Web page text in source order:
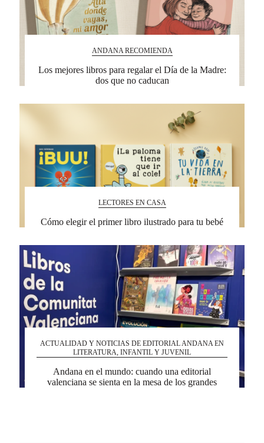
ANDANA RECOMIENDA
Los mejores libros para regalar el Día de la Madre:
dos que no caducan
LECTORES EN CASA
Cómo elegir el primer libro ilustrado para tu bebé
ACTUALIDAD Y NOTICIAS DE EDITORIAL ANDANA EN
LITERATURA, INFANTIL Y JUVENIL
Andana en el mundo: cuando una editorial
valenciana se sienta en la mesa de los grandes